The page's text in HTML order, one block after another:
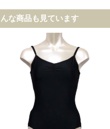
な商品も見ています